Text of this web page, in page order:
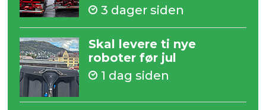
3 dager siden
Skal levere ti nye
roboter før jul
1 dag siden